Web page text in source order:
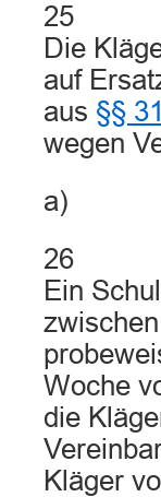
25
Die
auf
aus §§
wegen
a)
26
Ein
Woche
die
Kläger